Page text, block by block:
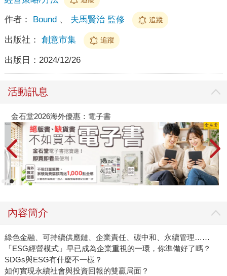
作者： Bound、 夫馬賢治 監修 追蹤
出版社： 創意市集 追蹤
出版日： 2024/12/26
活動訊息
金石堂2026海外優惠：電子書
內容簡介
綠色金融、可持續供應鏈、企業責任、碳中和、永續管理……
「ESG經營模式」早已成為企業重視的一環，你準備好了嗎？
SDGs與ESG有什麼不一樣？
如何實現永續社會與投資回報的雙贏局面？